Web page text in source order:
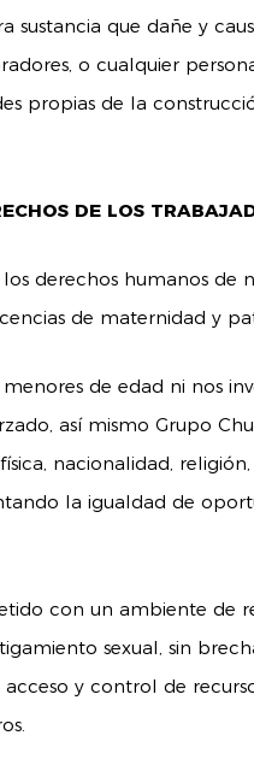
sustancia que dañe y
o cualquier
propias de la
DE LOS
derechos humanos de
de maternidad y
de edad ni nos
así mismo Grupo
nacionalidad,
la igualdad de
con un ambiente de
sexual, sin
y control de